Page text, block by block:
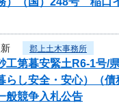
郡上土木事務所
工第暮安緊土R6-1号
らし安全・安心）（債
般競争入札公告